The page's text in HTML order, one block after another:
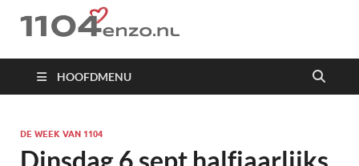
1104 en zo
HOOFDMENU
DE WEEK VAN 1104